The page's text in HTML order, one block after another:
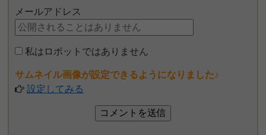
メールアドレス
私はロボットではありません
サムネイル画像が設定できるようになりました♪
設定してみる